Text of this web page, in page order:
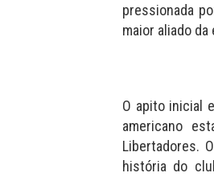
pressionada
maior aliado
O apito inicial
americano
Libertadores.
história do